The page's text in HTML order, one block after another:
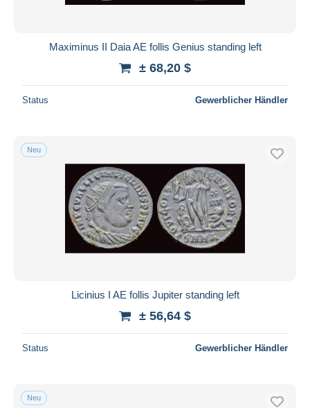
Maximinus II Daia AE follis Genius standing left
± 68,20 $
Status Gewerblicher Händler
Neu
Licinius I AE follis Jupiter standing left
± 56,64 $
Status Gewerblicher Händler
Neu